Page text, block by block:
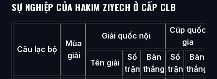
SỰ NGHIỆP CỦA HAKIM ZIYECH Ở CẤP CLB
Câu lạc bộ
Mùa
giải
Giải quốc nội
Cúp quốc
gia
Tên giải
Số
trận
Bàn
thắng
Số
trận
Bàn
thắng